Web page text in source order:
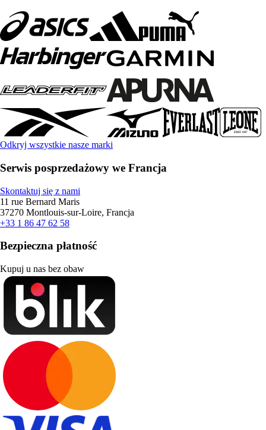
Odkryj wszystkie nasze marki
Serwis posprzedażowy we Francja
Skontaktuj się z nami
11 rue Bernard Maris
37270 Montlouis-sur-Loire, Francja
+33 1 86 47 62 58
Bezpieczna płatność
Kupuj u nas bez obaw